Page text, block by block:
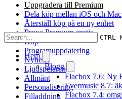
CTRL
Hem
Blogg
Flacbox 7.6: Ny
Evermusic 8.7:
Flacbox 7.4:
Uppgradera till Premium
Dela köp mellan iOS och Mac
Återställ köp på en ny enhet
Prova Premium gratis
Köp
Programuppdatering
Nyheter
Ljudspelaren
Allmänt
Personalisering
Filladdning